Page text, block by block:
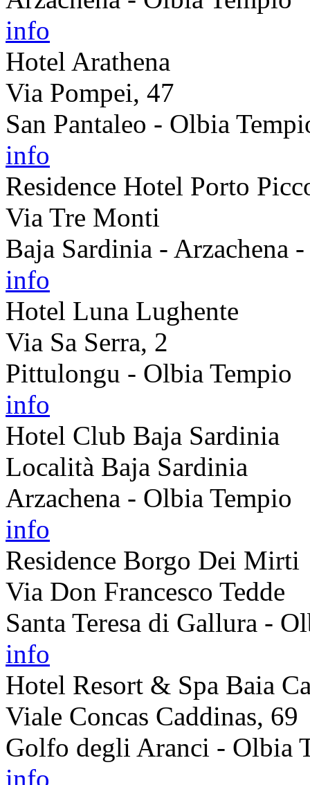
info
Hotel Arathena
Via Pompei, 47
San Pantaleo - Olbia
info
Residence Hotel Porto
Via Tre Monti
Baja Sardinia - Arzachena
info
Hotel Luna Lughente
Via Sa Serra, 2
Pittulongu - Olbia Tempio
info
Hotel Club Baja Sardinia
Località Baja Sardinia
Arzachena - Olbia Tempio
info
Residence Borgo Dei Mirti
Via Don Francesco Tedde
Santa Teresa di Gallura -
info
Hotel Resort & Spa Baia
Viale Concas Caddinas, 69
Golfo degli Aranci - Olbia
info